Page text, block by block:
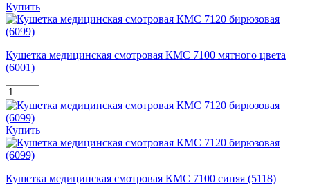
Купить
Кушетка медицинская смотровая КМС 7100 мятного цвета
(6001)
Купить
Кушетка медицинская смотровая КМС 7100 синяя (5118)